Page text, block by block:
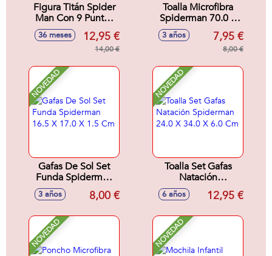
Figura Titán Spider
Man Con 9 Puntos
de Articulacion. 30
cm
36 meses 12,95 €
14,00 €
Toalla Microfibra
Spiderman 70.0 X
140.0 X 1.0 Cm
3 años 7,95 €
8,00 €
NOVEDAD
Gafas De Sol Set
Funda Spiderman
16.5 X 17.0 X 1.5
3 años 8,00 €
NOVEDAD
Toalla Set Gafas
Natación
Spiderman 24.0 X
34.0 X 6.0 Cm
6 años 12,95 €
NOVEDAD NOVEDAD